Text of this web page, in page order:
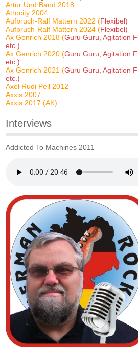
Artur Und Band 2018
Atrocity 2004
Aufbruch-Ralf Mattern 2022 (Flexibel)
Aufbruch-Ralf Mattern 2024 (Flexibel)
Ax Genrich 2018 (Guru Guru, Agitation
etc.)
Ax Genrich 2020 (Guru Guru, Agitation
etc.)
Ax Genrich 2021 (Guru Guru, Agitation
etc.)
Axel Rudi Pell 2012
Axxis 2007
Axxis 2017 (AK)
Interviews
Addicted To Machines 2011